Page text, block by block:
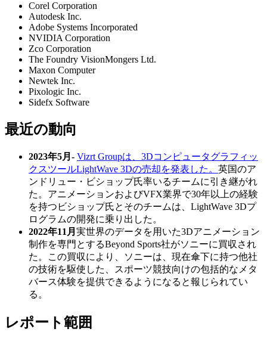
Corel Corporation
Autodesk Inc.
Adobe Systems Incorporated
NVIDIA Corporation
Zco Corporation
The Foundry VisionMongers Ltd.
Maxon Computer
Newtek Inc.
Pixologic Inc.
Sidefx Software
最近の動向
2023年5月- Vizrt Groupは、3Dコンピュータグラフィッ
クスツールLightWave 3Dの売却を発表した。 英国のア
ンドリュー・ビショップ氏率いるチームに引き継がれ
た。アニメーションおよびVFX業界で30年以上の経験
を持つビショップ氏とそのチームは、LightWave 3Dプ
ログラムの開発に乗り出した。
2022年11月 実世界のデータを用いた3Dアニメーション
制作を専門とするBeyond Sports社がソニーに買収され
た。この買収により、ソニーは、現在傘下に持つ他社
の技術を駆使した、スポーツ競技向けの包括的なメタ
バース体験を提供できるようになると報じられてい
る。
レポート範囲